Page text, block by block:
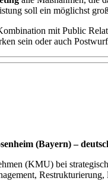
soll ein möglichst
mit Public
sein oder auch
(Bayern) –
(KMU) bei